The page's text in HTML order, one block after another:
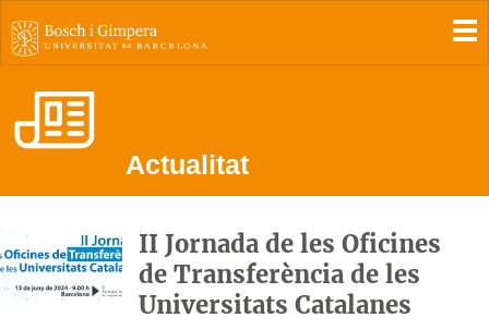
Actualitat
II Jornada de les Oficines
de Transferència de les
Universitats Catalanes